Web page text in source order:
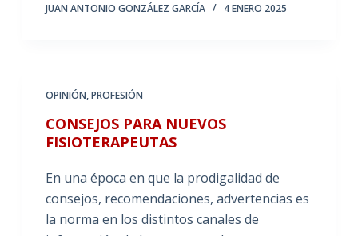
JUAN ANTONIO GONZÁLEZ GARCÍA 4 ENERO 2025
OPINIÓN,PROFESIÓN
CONSEJOS PARA NUEVOS
FISIOTERAPEUTAS
En una época en que la prodigalidad de
consejos, recomendaciones, advertencias es
la norma en los distintos canales de